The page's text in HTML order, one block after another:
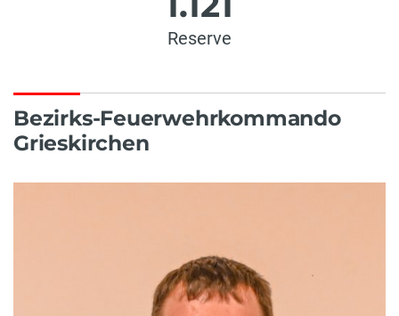
Reserve
Bezirks-Feuerwehrkommando
Grieskirchen